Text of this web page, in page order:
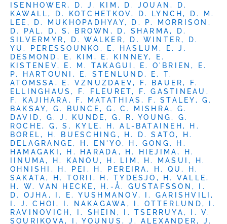
ISENHOWER, D. J. KIM, D. JOUAN, D.
KAWALL, D. KOTCHETKOV, D. LYNCH, D. M.
LEE, D. MUKHOPADHYAY, D. P. MORRISON,
D. PAL, D. S. BROWN, D. SHARMA, D.
SILVERMYR, D. WALKER, D. WINTER, D.
YU. PERESSOUNKO, E. HASLUM, E. J.
DESMOND, E. KIM, E. KINNEY, E.
KISTENEV, E. M. TAKAGUI, E. O'BRIEN, E.
P. HARTOUNI, E. STENLUND, E. T.
ATOMSSA, E. VZNUZDAEV, F. BAUER, F.
ELLINGHAUS, F. FLEURET, F. GASTINEAU,
F. KAJIHARA, F. MATATHIAS, F. STALEY, G.
BAKSAY, G. BUNCE, G. C. MISHRA, G.
DAVID, G. J. KUNDE, G. R. YOUNG, G.
ROCHE, G. S. KYLE, H. AL-BATAINEH, H.
BOREL, H. BUESCHING, H. D. SATO, H.
DELAGRANGE, H. EN'YO, H. GONG, H.
HAMAGAKI, H. HARADA, H. HIEJIMA, H.
IINUMA, H. KANOU, H. LIM, H. MASUI, H.
OHNISHI, H. PEI, H. PEREIRA, H. QU, H.
SAKATA, H. TORII, H. TYDESJÖ, H. VALLE,
H. W. VAN HECKE, H.-Å. GUSTAFSSON, I.
D. OJHA, I. E. YUSHMANOV, I. GARISHVILI,
I. J. CHOI, I. NAKAGAWA, I. OTTERLUND, I.
RAVINOVICH, I. SHEIN, I. TSERRUYA, I. V.
SOURIKOVA, I. YOUNUS, J. ALEXANDER, J.